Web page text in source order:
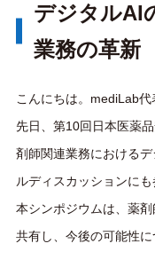
デジタルAI
業務の革新
こんにちは。mediLab代
先日、第10回日本医薬
剤師関連業務における
ルディスカッションにも
本シンポジウムは、薬
共有し、今後の可能性に